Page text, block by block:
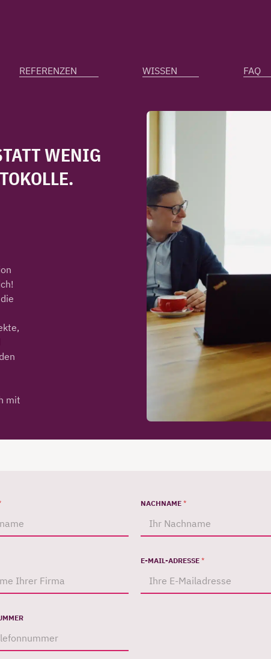
REFERENZEN WISSEN FAQ
WENIG
mit
NACHNAME *
E-MAIL-ADRESSE *